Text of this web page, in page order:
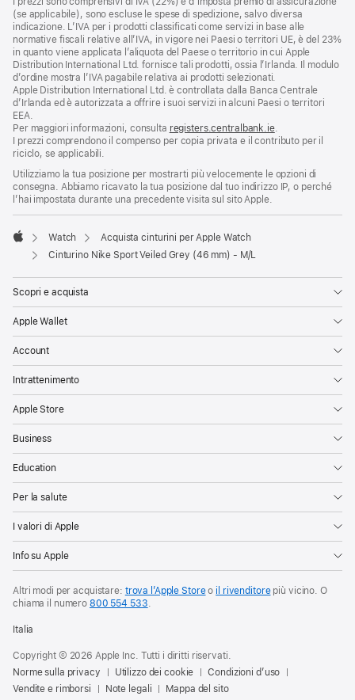
(se applicabile), sono escluse le spese di spedizione, salvo diversa
indicazione. L’IVA per i prodotti classificati come servizi in base alle
normative fiscali relative all’IVA, in vigore nei Paesi o territori UE, è del 23%
in quanto viene applicata l’aliquota del Paese o territorio in cui Apple
Distribution International Ltd. fornisce tali prodotti, ossia l’Irlanda. Il modulo
d’ordine mostra l’IVA pagabile relativa ai prodotti selezionati.
Apple Distribution International Ltd. è controllata dalla Banca Centrale
d’Irlanda ed è autorizzata a offrire i suoi servizi in alcuni Paesi o territori
EEA.
Per maggiori informazioni, consulta registers.centralbank.ie.
I prezzi comprendono il compenso per copia privata e il contributo per il
riciclo, se applicabili.
Utilizziamo la tua posizione per mostrarti più velocemente le opzioni di
consegna. Abbiamo ricavato la tua posizione dal tuo indirizzo IP, o perché
l’hai impostata durante una precedente visita sul sito Apple.
Apple
Watch
Acquista cinturini per Apple Watch
Cinturino Nike Sport Veiled Grey (46 mm) - M/L
Scopri e acquista
Apple Wallet
Account
Intrattenimento
Apple Store
Business
Education
Per la salute
I valori di Apple
Info su Apple
Altri modi per acquistare: trova l’Apple Storeo il rivenditorepiù vicino. O
chiama il numero 800 554 533.
Italia
Copyright © 2026 Apple Inc. Tutti i diritti riservati.
Norme sulla privacy
Utilizzo dei cookie
Condizioni d’uso
Vendite e rimborsi
Note legali Mappa del sito